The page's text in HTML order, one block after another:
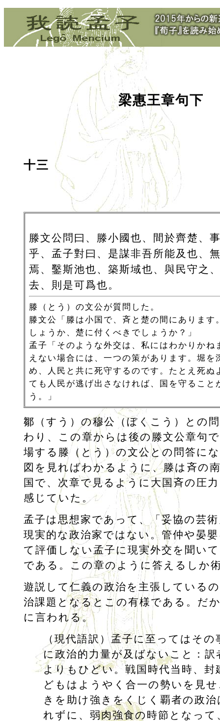
梁惠王章句下
十三
滕文公問曰、滕小國也、間於齊楚、
乎、孟子對曰、是謀非吾所能及也、
焉、鑿斯池也、築斯域也、與民守之
去、則是可爲也。
滕（とう）の文公が質問した。
滕文公「滕は小国で、斉と楚の間にあります
しょうか、楚に付くべきでしょうか？」
孟子「そのような外交は、私にはわかりかね
えない場合には、一つの策があります。堀を
め、人民と共に死守するのです。たとえ死ぬ
ても人民が逃げ出さなければ、国を守ること
う。」
鄒（すう）の穆公（ぼくこう）との
わり、この章からは後の滕文公章句
場する滕（とう）の文公との問答に
図を見ればわかるように、滕は斉の
国で、次章で見るように大国斉の圧
感じていた。
孟子は思想家であって、「妥協の芸
現実的な政治家ではない。管仲や晏
て評価しない孟子に現実外交を聞い
である。この章のように答えるしか
遊説して仁義の政治を主張している
治課題となるとこの有様である。だ
に言われる。
（現代語訳）孟子に至ってはその
に政治的力量が及ばないこと：訳
よりもひどい。戦国時代当時、封
どもはようやく合一の勢いを見
きを助け強きをくじく覇者の政
れずに、弱肉強食の時節となって